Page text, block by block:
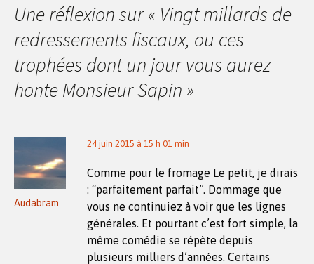
Une réflexion sur « Vingt millards de
redressements fiscaux, ou ces
trophées dont un jour vous aurez
honte Monsieur Sapin»
Audabram
24 juin 2015 à 15 h 01 min
Comme pour le fromage Le petit, je dirais
: “parfaitement parfait”. Dommage que
vous ne continuiez à voir que les lignes
générales. Et pourtant c’est fort simple, la
même comédie se répète depuis
plusieurs milliers d’années. Certains